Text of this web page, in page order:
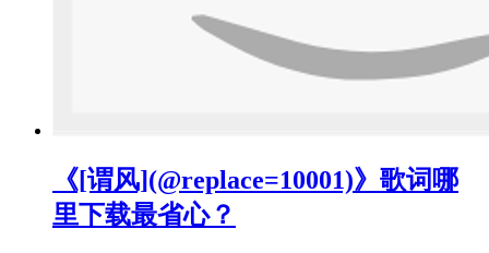
《[谓风](@replace=10001)》歌词哪
里下载最省心？